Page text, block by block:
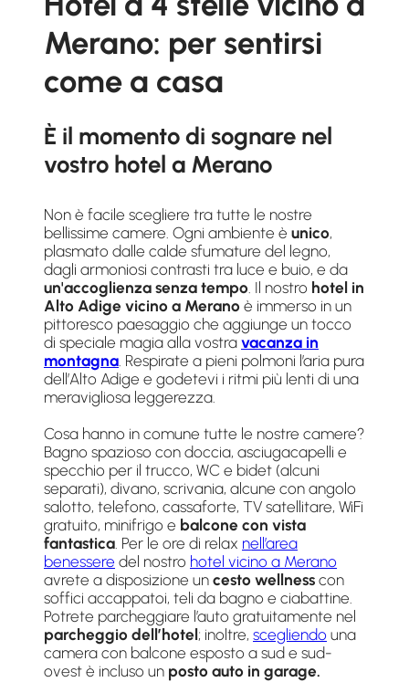
Merano: per sentirsi
come a casa
È il momento di sognare nel
vostro hotel a Merano
Non è facile scegliere tra tutte le nostre
bellissime camere. Ogni ambiente è unico,
plasmato dalle calde sfumature del legno,
dagli armoniosi contrasti tra luce e buio, e da
un'accoglienza senza tempo. Il nostro hotel in
Alto Adige vicino a Merano è immerso in un
pittoresco paesaggio che aggiunge un tocco
di speciale magia alla vostra vacanza in
montagna. Respirate a pieni polmoni l’aria pura
dell’Alto Adige e godetevi i ritmi più lenti di una
meravigliosa leggerezza.
Cosa hanno in comune tutte le nostre camere?
Bagno spazioso con doccia, asciugacapelli e
specchio per il trucco, WC e bidet (alcuni
separati), divano, scrivania, alcune con angolo
salotto, telefono, cassaforte, TV satellitare, WiFi
gratuito, minifrigo e balcone con vista
fantastica. Per le ore di relax nell’area
benessere del nostro hotel vicino a Merano
avrete a disposizione un cesto wellness con
soffici accappatoi, teli da bagno e ciabattine.
Potrete parcheggiare l’auto gratuitamente nel
parcheggio dell’hotel ; inoltre, scegliendo una
camera con balcone esposto a sud e sud-
ovest è incluso un posto auto in garage.